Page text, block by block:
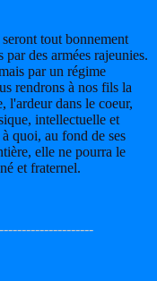
tout bonnement
des armées rajeunies.
par un régime
rendrons à nos fils la
l'ardeur dans le coeur,
intellectuelle et
quoi, au fond de ses
elle ne pourra le
et fraternel.